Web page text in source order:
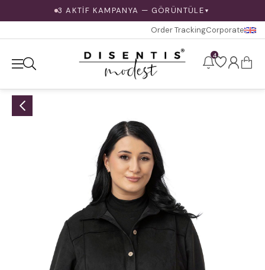
3 AKTİF KAMPANYA — GÖRÜNTÜLE ▼
Order TrackingCorporate
4